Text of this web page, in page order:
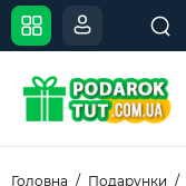
Головна Подарунки